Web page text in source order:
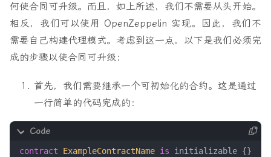
何使合同可升级。而且，如上所述，我们不需要从头开始。
相反，我们可以使用 OpenZeppelin 实现。因此，我们不
需要自己构建代理模式。考虑到这一点，以下是我们必须完
成的步骤以使合同可升级：
首先，我们需要继承一个可初始化的合约。这是通过
一行简单的代码完成的：
contract ExampleContractName is initializable {}